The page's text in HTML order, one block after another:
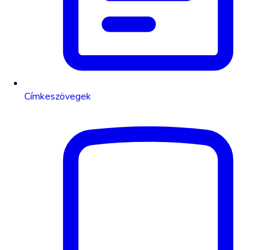
Címkeszövegek